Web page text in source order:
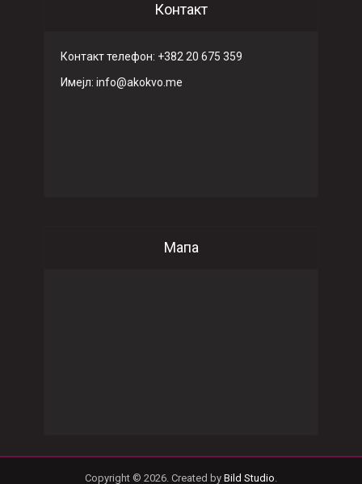
Контакт
Контакт телефон: +382 20 675 359
Имeјл: info@akokvo.me
Мапа
Copyright © 2026. Created by Bild Studio.